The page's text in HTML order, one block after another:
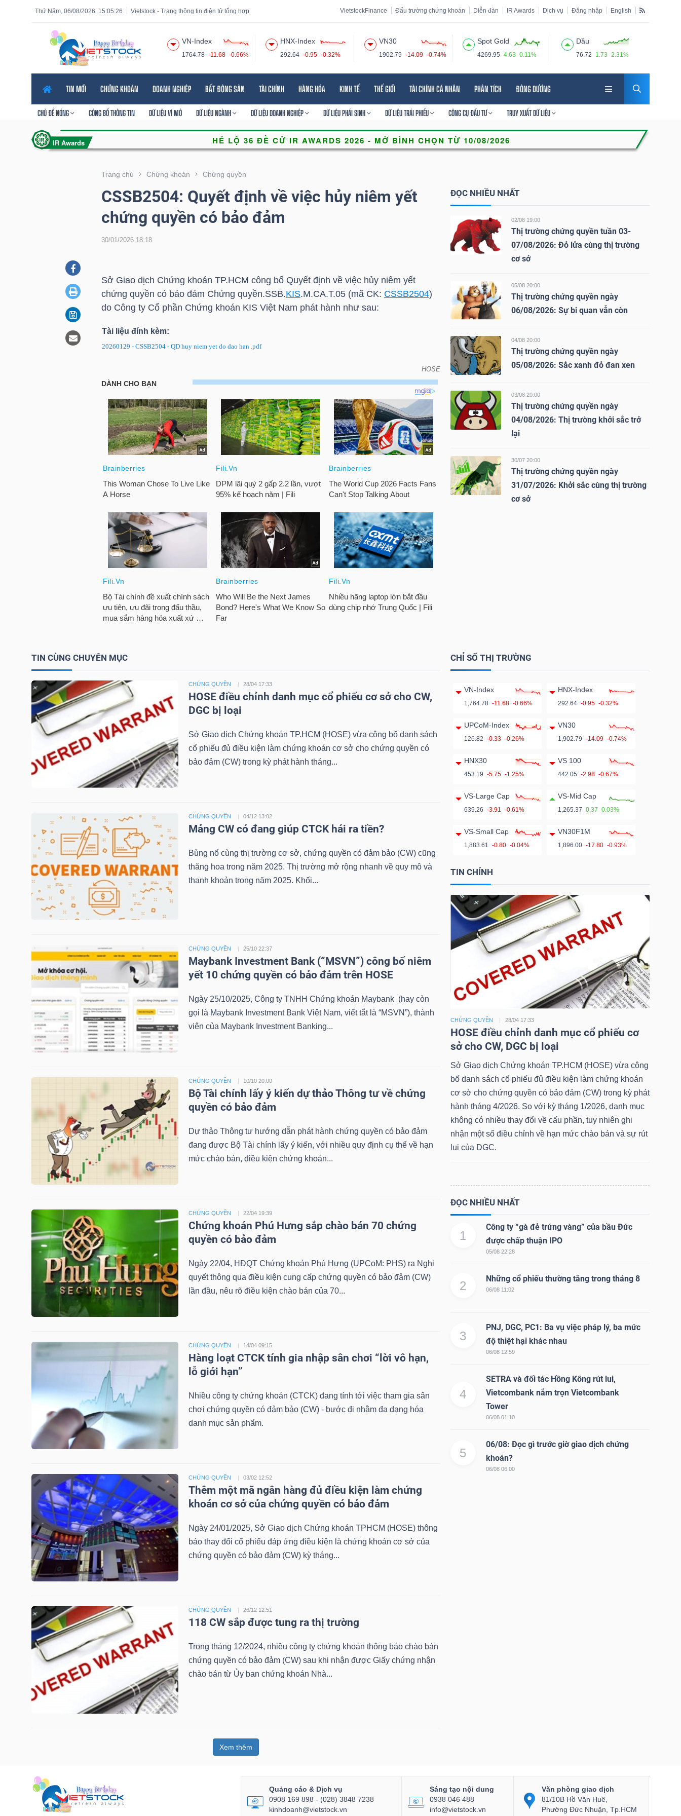
15:05:27
Thứ Năm, 06/08/2026 Vietstock - Trang thông tin điện tử tổng hợp VietstockFinance Đấu trường chứng khoán Diễn đàn IR Awards Dịch vụ Đăng nhập English
VN-Index
1764.78 -11.68 -0.66%
HNX-Index
292.64 -0.95 -0.32%
VN30
1902.79 -14.09 -0.74%
Spot Gold
4269.95 4.63 0.11%
Dầu
76.72 1.73 2.31%
TIN MỚI CHỨNG KHOÁN DOANH NGHIỆP BẤT ĐỘNG SẢN TÀI CHÍNH HÀNG HÓA KINH TẾ THẾ GIỚI TÀI CHÍNH CÁ NHÂN PHÂN TÍCH ĐÔNG DƯƠNG
CHỦ ĐỀ NÓNG CÔNG BỐ THÔNG TIN DỮ LIỆU VĨ MÔ DỮ LIỆU NGÀNH DỮ LIỆU DOANH NGHIỆP DỮ LIỆU PHÁI SINH DỮ LIỆU TRÁI PHIẾU CÔNG CỤ ĐẦU TƯ TRUY XUẤT DỮ LIỆU
Trang chủ Chứng khoán Chứng quyền
CSSB2504: Quyết định về việc hủy niêm yết
chứng quyền có bảo đảm
30/01/2026 18:18
Sở Giao dịch Chứng khoán TP.HCM công bố Quyết định về việc hủy niêm yết
chứng quyền có bảo đảm Chứng quyền.SSB.KIS.M.CA.T.05 (mã CK: CSSB2504)
do Công ty Cổ phần Chứng khoán KISViệt Nam phát hành như sau:
Tài liệu đính kèm:
20260129 - CSSB2504 - QD huy niem yet do dao han .pdf
HOSE
CSSB2504: Quyết định về việc hủy niêm yết chứng quyền có bảo đảm
ĐỌC NHIỀU NHẤT
02/08 19:00
Thị trường chứng quyền tuần 03-
07/08/2026: Đỏ lửa cùng thị trường
cơ sở
05/08 20:00
Thị trường chứng quyền ngày
06/08/2026: Sự bi quan vẫn còn
04/08 20:00
Thị trường chứng quyền ngày
05/08/2026: Sắc xanh đỏ đan xen
03/08 20:00
Thị trường chứng quyền ngày
04/08/2026: Thị trường khởi sắc trở
lại
30/07 20:00
Thị trường chứng quyền ngày
31/07/2026: Khởi sắc cùng thị trường
cơ sở
TIN CÙNG CHUYÊN MỤC
CHỨNG QUYỀN 28/04 17:33
HOSE điều chỉnh danh mục cổ phiếu cơ sở cho CW,
DGC bị loại
Sở Giao dịch Chứng khoán TP.HCM (HOSE) vừa công bố danh sách
cổ phiếu đủ điều kiện làm chứng khoán cơ sở cho chứng quyền có
bảo đảm (CW) trong kỳ phát hành tháng...
CHỨNG QUYỀN 04/12 13:02
Mảng CW có đang giúp CTCK hái ra tiền?
Bùng nổ cùng thị trường cơ sở, chứng quyền có đảm bảo (CW) cũng
thăng hoa trong năm 2025. Thị trường mở rộng nhanh về quy mô và
thanh khoản trong năm 2025. Khối...
CHỨNG QUYỀN 25/10 22:37
Maybank Investment Bank (“MSVN”) công bố niêm
yết 10 chứng quyền có bảo đảm trên HOSE
Ngày 25/10/2025, Công ty TNHH Chứng khoán Maybank (hay còn
gọi là Maybank Investment Bank Việt Nam, viết tắt là “MSVN”), thành
viên của Maybank Investment Banking...
CHỨNG QUYỀN 10/10 20:00
Bộ Tài chính lấy ý kiến dự thảo Thông tư về chứng
quyền có bảo đảm
Dự thảo Thông tư hướng dẫn phát hành chứng quyền có bảo đảm
đang được Bộ Tài chính lấy ý kiến, với nhiều quy định cụ thể về hạn
mức chào bán, điều kiện chứng khoán...
CHỨNG QUYỀN 22/04 19:39
Chứng khoán Phú Hưng sắp chào bán 70 chứng
quyền có bảo đảm
Ngày 22/04, HĐQT Chứng khoán Phú Hưng (UPCoM: PHS) ra Nghị
quyết thông qua điều kiện cung cấp chứng quyền có bảo đảm (CW)
lần đầu, nêu rõ điều kiện chào bán của 70...
CHỨNG QUYỀN 14/04 09:15
Hàng loạt CTCK tính gia nhập sân chơi “lời vô hạn,
lỗ giới hạn”
Nhiều công ty chứng khoán (CTCK) đang tính tới việc tham gia sân
chơi chứng quyền có đảm bảo (CW) - bước đi nhằm đa dạng hóa
danh mục sản phẩm.
CHỨNG QUYỀN 03/02 12:52
Thêm một mã ngân hàng đủ điều kiện làm chứng
khoán cơ sở của chứng quyền có bảo đảm
Ngày 24/01/2025, Sở Giao dịch Chứng khoán TPHCM (HOSE) thông
báo thay đổi cổ phiếu đáp ứng điều kiện là chứng khoán cơ sở của
chứng quyền có bảo đảm (CW) kỳ tháng...
CHỨNG QUYỀN 26/12 12:51
118 CW sắp được tung ra thị trường
Trong tháng 12/2024, nhiều công ty chứng khoán thông báo chào bán
chứng quyền có bảo đảm (CW) sau khi nhận được Giấy chứng nhận
chào bán từ Ủy ban chứng khoán Nhà...
Xem thêm
CHỈ SỐ THỊ TRƯỜNG
VN-Index
1,764.78 -11.68 -0.66%
HNX-Index
292.64 -0.95 -0.32%
UPCoM-Index
126.82 -0.33 -0.26%
VN30
1,902.79 -14.09 -0.74%
HNX30
453.19 -5.75 -1.25%
VS 100
442.05 -2.98 -0.67%
VS-Large Cap
639.26 -3.91 -0.61%
VS-Mid Cap
1,265.37 0.37 0.03%
VS-Small Cap
1,883.61 -0.80 -0.04%
VN30F1M
1,896.00 -17.80 -0.93%
TIN CHÍNH
CHỨNG QUYỀN 28/04 17:33
HOSE điều chỉnh danh mục cổ phiếu cơ
sở cho CW, DGC bị loại
Sở Giao dịch Chứng khoán TP.HCM (HOSE) vừa công
bố danh sách cổ phiếu đủ điều kiện làm chứng khoán
cơ sở cho chứng quyền có bảo đảm (CW) trong kỳ phát
hành tháng 4/2026. So với kỳ tháng 1/2026, danh mục
không có nhiều thay đổi về cấu phần, tuy nhiên ghi
nhận một số điều chỉnh về hạn mức chào bán và sự rút
lui của DGC.
ĐỌC NHIỀU NHẤT
1
Công ty “gà đẻ trứng vàng” của bầu Đức
được chấp thuận IPO
05/08 22:28
2
Những cổ phiếu thường tăng trong tháng 8
06/08 11:02
3
PNJ, DGC, PC1: Ba vụ việc pháp lý, ba mức
độ thiệt hại khác nhau
06/08 12:59
4
SETRA và đối tác Hồng Kông rút lui,
Vietcombank nắm trọn Vietcombank
Tower
06/08 01:10
5
06/08: Đọc gì trước giờ giao dịch chứng
khoán?
06/08 06:00
Quảng cáo & Dịch vụ
0908 169 898 - (028) 3848 7238
kinhdoanh@vietstock.vn
Sáng tạo nội dung
0938 046 488
info@vietstock.vn
Văn phòng giao dịch
81/10B Hồ Văn Huê,
Phường Đức Nhuận, Tp.HCM
Tính năng
năng
VIETSTOCK
DƯƠNG
CHÍNH
VIETSTOCKFINANCE
MÔ
NGHIỆP
CÔNG
XUẤT
Ngành
SECTOR
NĂNG
LƯỢNG
VẬT
LIỆU
CÔNG
NGHIỆP
DÙNG
KHÔNG